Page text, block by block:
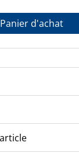
Panier d'achat
réfrigérant R-32